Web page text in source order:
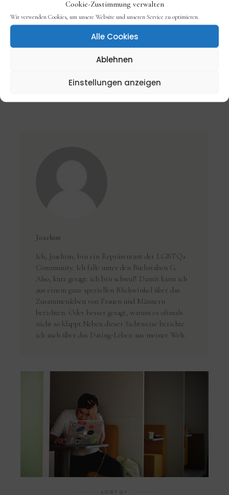
Cookie-Zustimmung verwalten
Wir verwenden Cookies, um unsere Website und unseren Service zu optimieren.
Alle Cookies
Ablehnen
Einstellungen anzeigen
Joachim
Ich, Joachim, bin ein Repräsentant der LGBTQ+
Community. Ich falle unter den Buchstaben G.
Also, kurz gesagt: ich bin schwul! Damit kann ich
aus einem ganz speziellen Blickwinkel über das
Zusammenleben von Frauen und Männern
berichten. Oder besser gesagt, warum es oftmals
nicht so klappt.Neben dieser Sichtweise berichte
ich auch über das Dating-Leben aus meiner Welt.
LGBTQ+